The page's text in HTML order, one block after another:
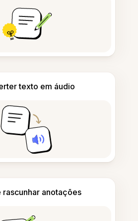
texto em áudio
rascunhar anotações